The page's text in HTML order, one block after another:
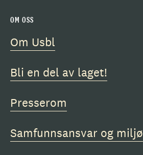
OM OSS
Om Usbl
Bli en del av laget!
Presserom
Samfunnsansvar og miljø